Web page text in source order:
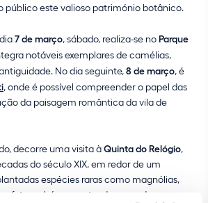
público este valioso património botânico.
7 de março, sábado, realiza-se noParque
notáveis exemplares de camélias,
No dia seguinte,8 de março, é
, onde é possível compreender o papel das
da paisagem romântica da vila de
decorre uma visita àQuinta do Relógio,
do século XIX, em redor de um
espécies raras como magnólias,
e fetos arbóreos, entre dezenas de